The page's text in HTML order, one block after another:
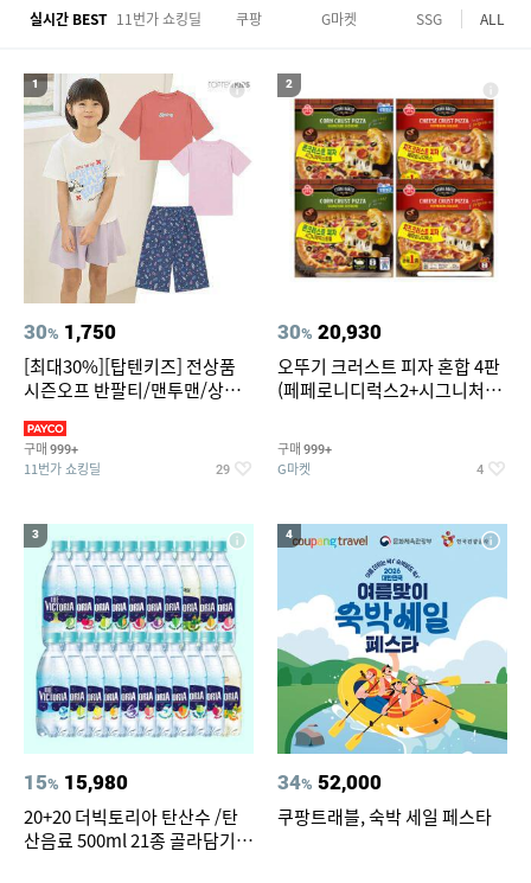
17 하이원 워터월드 테프론 테이프
중고음료수냉장고 스투시 키즈
ALL
실시간 BEST 11번가 쇼킹딜 쿠팡 G마켓 SSG 롯데
1
30% 1,750
[최대30%][탑텐키즈] 전상품
시즌오프 반팔티/맨투맨/상하
구매 999+
11번가 쇼킹딜 29
2
30% 20,930
오뚜기 크러스트 피자 혼합 4판
(페페로니디럭스2+시그니처익
구매 999+
G마켓 4
3
15% 15,980
20+20 더빅토리아 탄산수 /탄
산음료 500ml 21종 골라담기
4
34% 52,000
쿠팡트래블, 숙박 세일 페스타